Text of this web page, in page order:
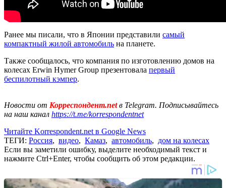
Ранее мы писали, что в Японии представили самый
компактный жилой автомобиль на планете.
Также сообщалось, что компания по изготовлению домов на
колесах Erwin Hymer Group презентовала первый
беспилотный кэмпер.
Новости от Корреспондент.netв Telegram. Подписывайтесь
на наш канал https://t.me/korrespondentnet
Читайте Korrespondent.net в Google News
ТЕГИ: Россия, видео, Камаз, автомобиль, дом на колесах
Если вы заметили ошибку, выделите необходимый текст и
нажмите Ctrl+Enter, чтобы сообщить об этом редакции.